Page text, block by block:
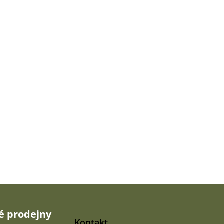
prodejny